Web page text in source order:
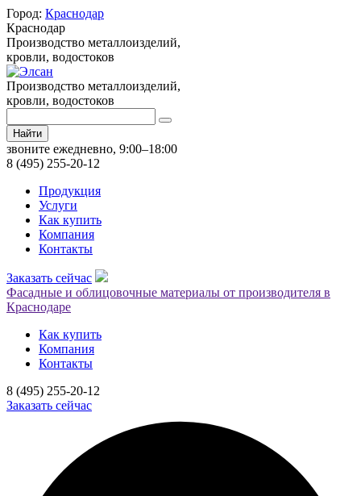
Город: Краснодар
Краснодар
Производство металлоизделий,
кровли, водостоков
Производство металлоизделий,
кровли, водостоков
Найти
звоните ежедневно, 9:00–18:00
8 (495) 255-20-12
Продукция
Услуги
Как купить
Компания
Контакты
Заказать сейчас
Фасадные и облицовочные материалы от производителя в
Краснодаре
Как купить
Компания
Контакты
8 (495) 255-20-12
Заказать сейчас